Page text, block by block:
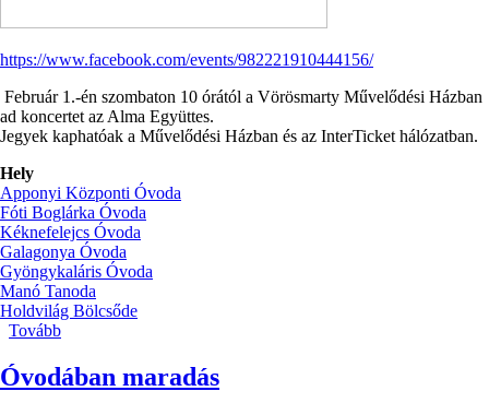
https://www.facebook.com/events/982221910444156/
Február 1.-én szombaton 10 órától a Vörösmarty Művelődési Házban
ad koncertet az Alma Együttes.
Jegyek kaphatóak a Művelődési Házban és az InterTicket hálózatban.
Hely
Apponyi Központi Óvoda
Fóti Boglárka Óvoda
Kéknefelejcs Óvoda
Galagonya Óvoda
Gyöngykaláris Óvoda
Manó Tanoda
Holdvilág Bölcsőde
Tovább
)
Óvodában maradás